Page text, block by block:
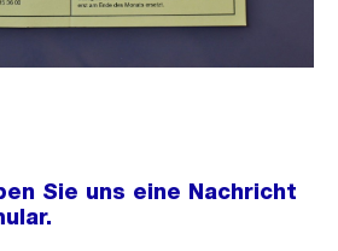
Sie uns eine Nachricht